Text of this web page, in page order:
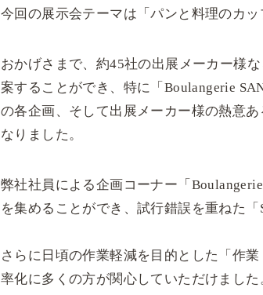
今回の展示会テーマは「パンと料理のカッ
おかげさまで、約45社の出展メーカー様
案することができ、特に「Boulangerie
の各企画、そして出展メーカー様の熱意
なりました。
弊社社員による企画コーナー「
を集めることができ、試行錯誤を重ねた
さらに日頃の作業軽減を目的とした「作
率化に多くの方が関心していただけました